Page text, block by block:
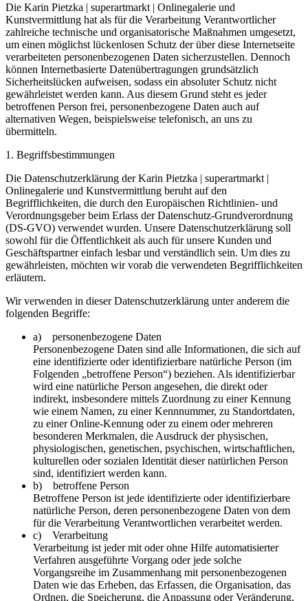
Die Karin Pietzka | superartmarkt | Onlinegalerie und
Kunstvermittlung hat als für die Verarbeitung Verantwortlicher
zahlreiche technische und organisatorische Maßnahmen umgesetzt,
um einen möglichst lückenlosen Schutz der über diese Internetseite
verarbeiteten personenbezogenen Daten sicherzustellen. Dennoch
können Internetbasierte Datenübertragungen grundsätzlich
Sicherheitslücken aufweisen, sodass ein absoluter Schutz nicht
gewährleistet werden kann. Aus diesem Grund steht es jeder
betroffenen Person frei, personenbezogene Daten auch auf
alternativen Wegen, beispielsweise telefonisch, an uns zu
übermitteln.
1. Begriffsbestimmungen
Die Datenschutzerklärung der Karin Pietzka | superartmarkt |
Onlinegalerie und Kunstvermittlung beruht auf den
Begrifflichkeiten, die durch den Europäischen Richtlinien- und
Verordnungsgeber beim Erlass der Datenschutz-Grundverordnung
(DS-GVO) verwendet wurden. Unsere Datenschutzerklärung soll
sowohl für die Öffentlichkeit als auch für unsere Kunden und
Geschäftspartner einfach lesbar und verständlich sein. Um dies zu
gewährleisten, möchten wir vorab die verwendeten Begrifflichkeiten
erläutern.
Wir verwenden in dieser Datenschutzerklärung unter anderem die
folgenden Begriffe:
a) personenbezogene Daten
Personenbezogene Daten sind alle Informationen, die sich auf
eine identifizierte oder identifizierbare natürliche Person (im
Folgenden „betroffene Person“) beziehen. Als identifizierbar
wird eine natürliche Person angesehen, die direkt oder
indirekt, insbesondere mittels Zuordnung zu einer Kennung
wie einem Namen, zu einer Kennnummer, zu Standortdaten,
zu einer Online-Kennung oder zu einem oder mehreren
besonderen Merkmalen, die Ausdruck der physischen,
physiologischen, genetischen, psychischen, wirtschaftlichen,
kulturellen oder sozialen Identität dieser natürlichen Person
sind, identifiziert werden kann.
b) betroffene Person
Betroffene Person ist jede identifizierte oder identifizierbare
natürliche Person, deren personenbezogene Daten von dem
für die Verarbeitung Verantwortlichen verarbeitet werden.
c) Verarbeitung
Verarbeitung ist jeder mit oder ohne Hilfe automatisierter
Verfahren ausgeführte Vorgang oder jede solche
Vorgangsreihe im Zusammenhang mit personenbezogenen
Daten wie das Erheben, das Erfassen, die Organisation, das
Ordnen, die Speicherung, die Anpassung oder Veränderung,